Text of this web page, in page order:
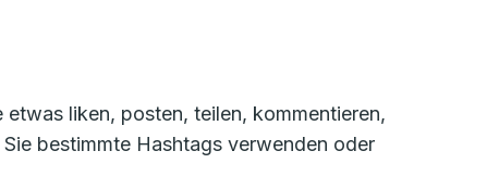
liken, posten, teilen, kommentieren,
bestimmte Hashtags verwenden oder